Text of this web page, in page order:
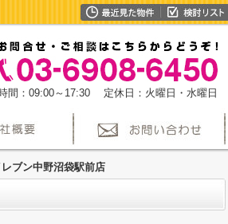
間：09:00～17:30 定休日：火曜日・水曜日
ブン中野沼袋駅前店